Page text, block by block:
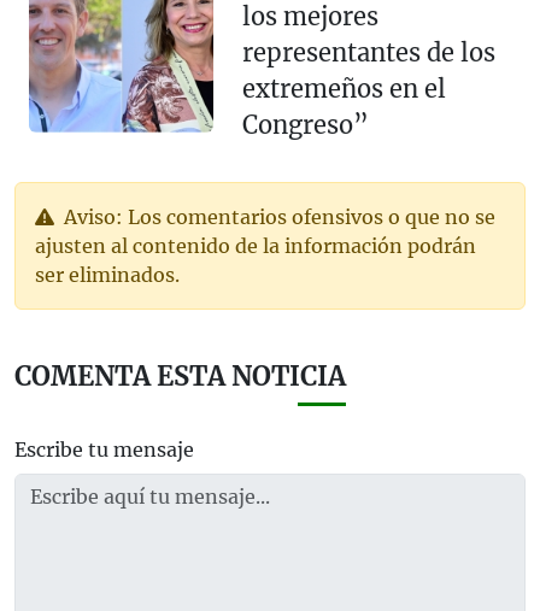
los mejores
representantes de los
extremeños en el
Congreso”
Aviso: Los comentarios ofensivos o que no se
ajusten al contenido de la información podrán
ser eliminados.
COMENTA ESTA NOTICIA
Escribe tu mensaje